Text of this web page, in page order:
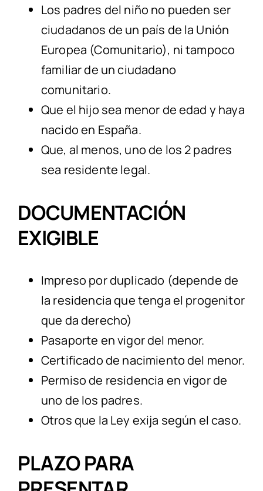
Los padres del niño no pueden ser
ciudadanos de un país de la Unión
Europea (Comunitario), ni tampoco
familiar de un ciudadano
comunitario.
Que el hijo sea menor de edad y haya
nacido en España.
Que, al menos, uno de los 2 padres
sea residente legal.
DOCUMENTACIÓN
EXIGIBLE
Impreso por duplicado (depende de
la residencia que tenga el progenitor
que da derecho)
Pasaporte en vigor del menor.
Certificado de nacimiento del menor.
Permiso de residencia en vigor de
uno de los padres.
Otros que la Ley exija según el caso.
PLAZO PARA